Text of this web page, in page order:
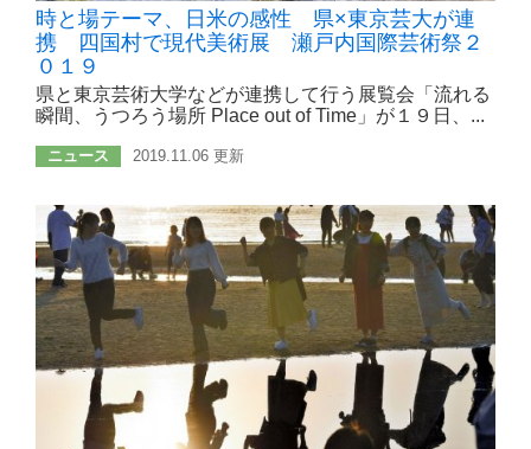
時と場テーマ、日米の感性 県×東京芸大が連
携 四国村で現代美術展 瀬戸内国際芸術祭２
０１９
県と東京芸術大学などが連携して行う展覧会「流れる
瞬間、うつろう場所 Place out of Time」が１９日、...
ニュース 2019.11.06 更新